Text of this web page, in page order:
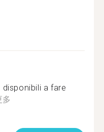
a fare
多